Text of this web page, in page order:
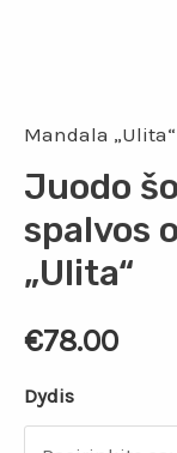
Mandala „Ulita“
Juodo
spalvos
„Ulita“
€78.00
Dydis